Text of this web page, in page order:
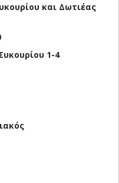
και Δωτιέας
1-4